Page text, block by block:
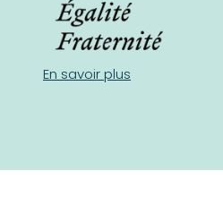
En savoir plus